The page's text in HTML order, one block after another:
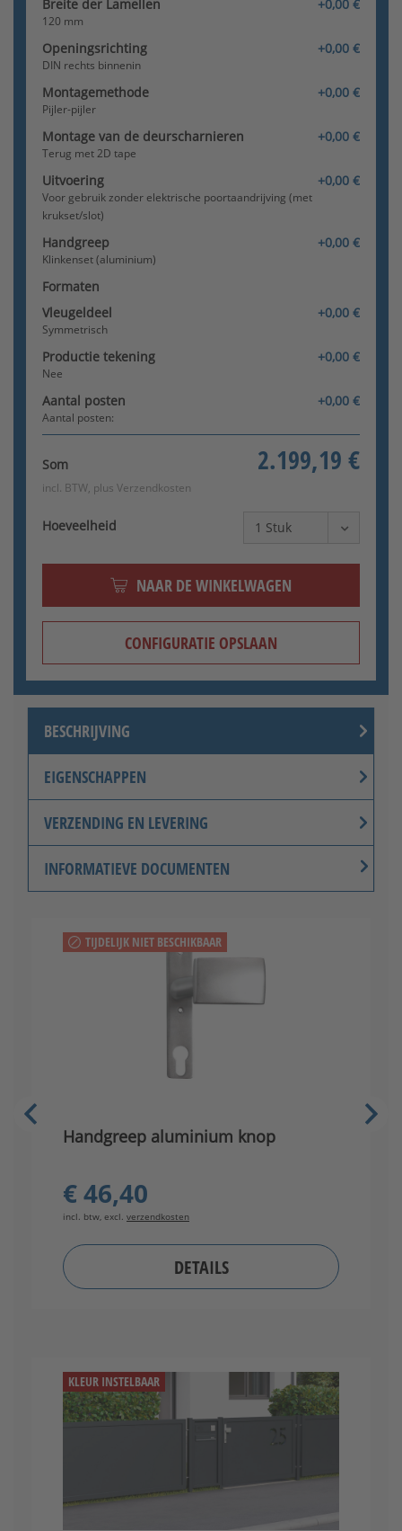
Verbindingspaal pijler
Breite der Lamellen +0,00 €
120 mm
Openingsrichting +0,00 €
DIN rechts binnenin
Montagemethode +0,00 €
Pijler-pijler
Montage van de deurscharnieren +0,00 €
Terug met 2D tape
Uitvoering +0,00 €
Voor gebruik zonder elektrische poortaandrijving (met
krukset/slot)
Handgreep +0,00 €
Klinkenset (aluminium)
Formaten
Vleugeldeel
+0,00 €
Symmetrisch
Productie tekening +0,00 €
Nee
Aantal posten +0,00 €
Aantal posten:
Som 2.199,19 €
incl. BTW, plus Verzendkosten
Hoeveelheid
NAAR DE WINKELWAGEN
CONFIGURATIE OPSLAAN
BESCHRIJVING
EIGENSCHAPPEN
VERZENDING EN LEVERING
INFORMATIEVE DOCUMENTEN
TIJDELIJK NIET BESCHIKBAAR
Handgreep aluminium knop
€ 46,40
incl. btw, excl. verzendkosten
DETAILS
KLEUR INSTELBAAR